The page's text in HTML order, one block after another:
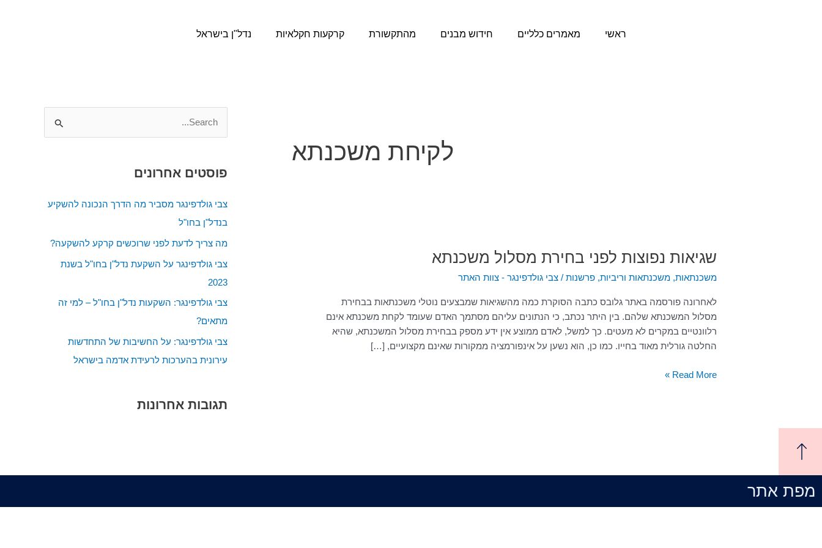
ראשי
מאמרים כלליים חידוש מבנים מהתקשורת קרקעות חקלאיות נדל"ן בישראל
לקיחת משכנתא
שגיאות נפוצות לפני בחירת מסלול משכנתא
משכנתאות,משכנתאות וריביות,פרשנות /צבי גולדפינגר - צוות האתר
לאחרונה פורסמה באתר גלובס כתבה הסוקרת כמה מהשגיאות שמבצעים נוטלי משכנתאות בבחירת
מסלול המשכנתא שלהם. בין היתר נכתב, כי הנתונים עליהם מסתמך האדם שעומד לקחת משכנתא אינם
רלוונטיים במקרים לא מעטים. כך למשל, לאדם ממוצע אין ידע מספק בבחירת מסלול המשכנתא, שהיא
החלטה גורלית מאוד בחייו. כמו כן, הוא נשען על אינפורמציה ממקורות שאינם מקצועיים, […]
שגיאות
לפני
בחירת
מסלול
משכנתא
Read More »
r
פוסטים אחרונים
צבי גולדפינגר מסביר מה הדרך הנכונה להשקיע
בנדל"ן בחו"ל
מה צריך לדעת לפני שרוכשים קרקע להשקעה?
צבי גולדפינגר על השקעת נדל"ן בחו"ל בשנת
2023
צבי גולדפינגר: השקעות נדל"ן בחו"ל – למי זה
מתאים?
צבי גולדפינגר: על החשיבות של התחדשות
עירונית בהערכות לרעידת אדמה בישראל
תגובות אחרונות
מפת אתר